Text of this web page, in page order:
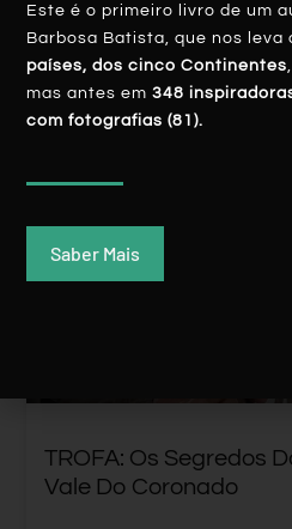
TROFA: Os Segredos
Vale Do Coronado
Este é o primeiro livro de um
Barbosa Batista, que nos leva
países, dos cinco Continentes
mas antes em348
com fotografias (81).
Saber Mais